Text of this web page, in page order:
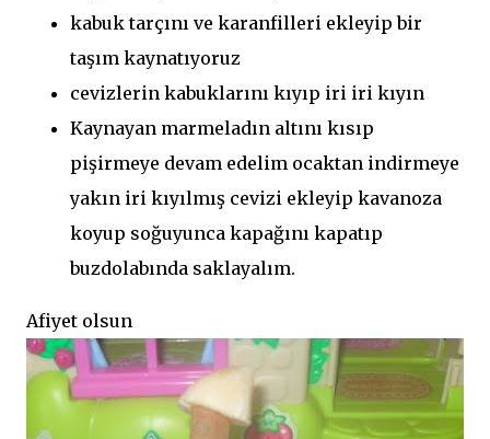
kabuk tarçını ve karanfilleri ekleyip bir
taşım kaynatıyoruz
cevizlerin kabuklarını kıyıp iri iri kıyın
Kaynayan marmeladın altını kısıp
pişirmeye devam edelim ocaktan indirmeye
yakın iri kıyılmış cevizi ekleyip kavanoza
koyup soğuyunca kapağını kapatıp
buzdolabında saklayalım.
Afiyet olsun